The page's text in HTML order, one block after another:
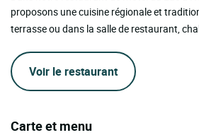
proposons une cuisine régionale et
terrasse ou dans la salle de restaurant,
Voir le restaurant
Carte et menu